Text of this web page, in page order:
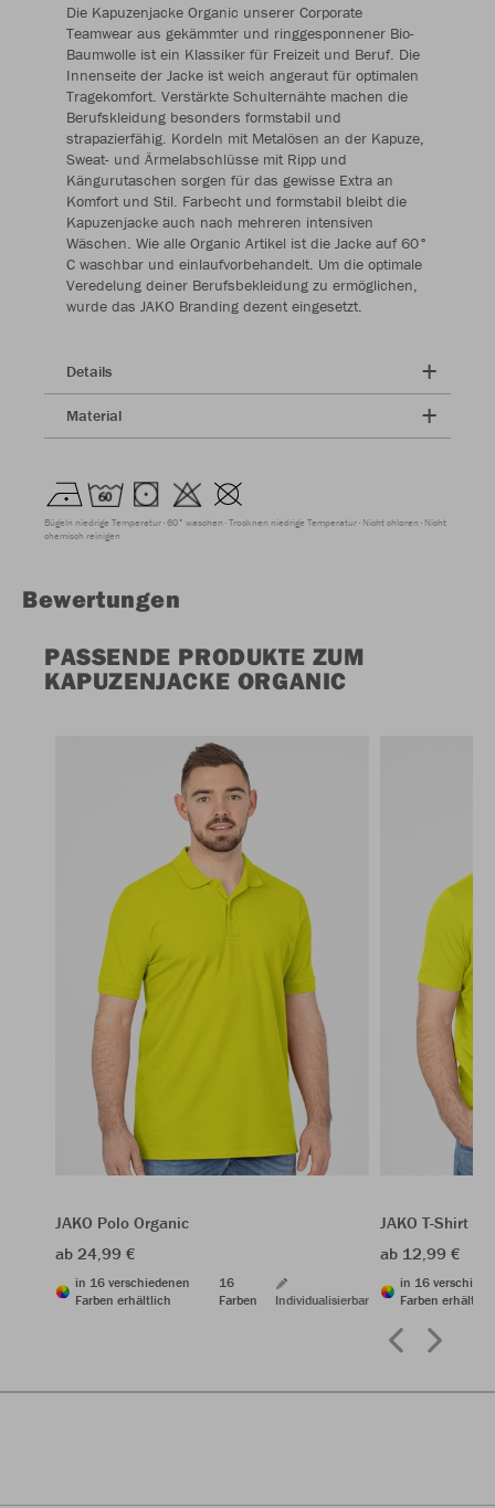
Die Kapuzenjacke Organic unserer Corporate
Teamwear aus gekämmter und ringgesponnener Bio-
Baumwolle ist ein Klassiker für Freizeit und Beruf. Die
Innenseite der Jacke ist weich angeraut für optimalen
Tragekomfort. Verstärkte Schulternähte machen die
Berufskleidung besonders formstabil und
strapazierfähig. Kordeln mit Metalösen an der Kapuze,
Sweat- und Ärmelabschlüsse mit Ripp und
Kängurutaschen sorgen für das gewisse Extra an
Komfort und Stil. Farbecht und formstabil bleibt die
Kapuzenjacke auch nach mehreren intensiven
Wäschen. Wie alle Organic Artikel ist die Jacke auf 60°
C waschbar und einlaufvorbehandelt. Um die optimale
Veredelung deiner Berufsbekleidung zu ermöglichen,
wurde das JAKO Branding dezent eingesetzt.
Details
Material
Bügeln niedrige Temperatur 60° waschen Trocknen niedrige Temperatur Nicht chloren Nicht
chemisch reinigen
Bewertungen
PASSENDE PRODUKTE ZUM
KAPUZENJACKE ORGANIC
JAKO Polo Organic
ab 24,99 €
in 16 verschiedenen
Farben erhältlich
16
Farben
Individualisierbar
JAKO T-Shirt
ab 12,99 €
in 16
Farben